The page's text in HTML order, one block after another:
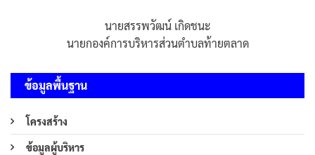
นายสรรพวัฒน์ เกิดชนะ
นายกองค์การบริหารส่วนตำบลท้ายตลาด
ข้อมูลพื้นฐาน
โครงสร้าง
ข้อมูลผู้บริหาร